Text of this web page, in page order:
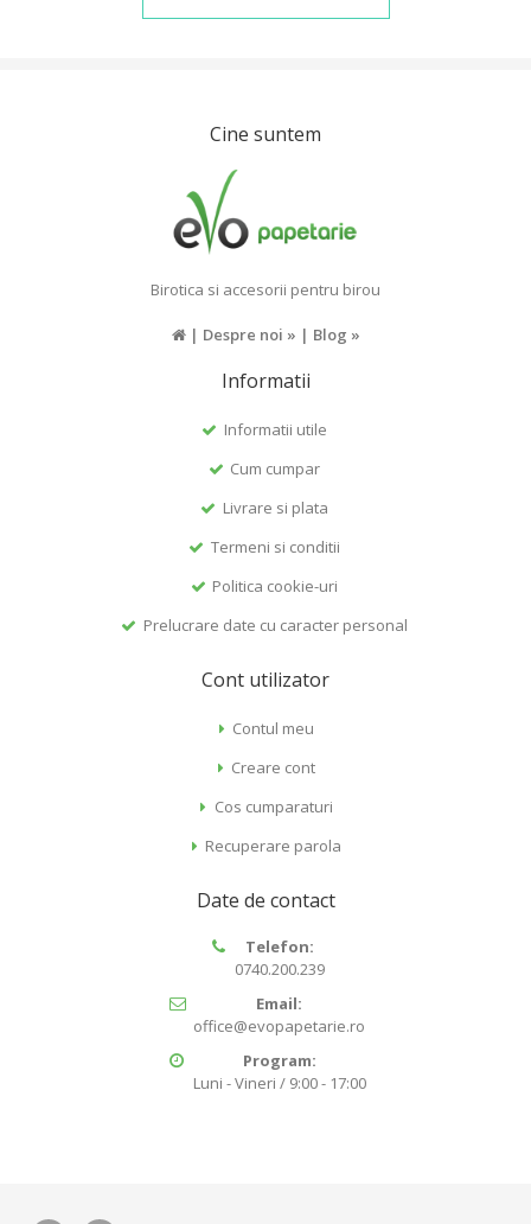
Cine suntem
Birotica si accesorii pentru birou
| Despre noi » | Blog »
Informatii
Informatii utile
Cum cumpar
Livrare si plata
Termeni si conditii
Politica cookie-uri
Prelucrare date cu caracter personal
Cont utilizator
Contul meu
Creare cont
Cos cumparaturi
Recuperare parola
Date de contact
Telefon:
0740.200.239
Email:
office@evopapetarie.ro
Program:
Luni - Vineri / 9:00 - 17:00